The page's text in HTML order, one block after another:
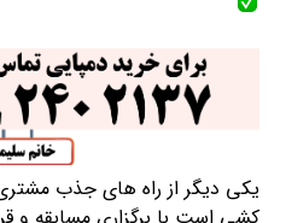
یکی دیگر از راه های جذب